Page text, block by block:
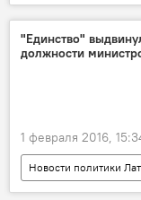
Беженцы в Латвии и
"Единство"
должности
1 февраля 2016,
Новости политики